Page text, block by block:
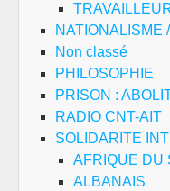
NATIONALISME
Non classé
PHILOSOPHIE
PRISON :
RADIO CNT-AIT
SOLIDARITE
AFRIQUE DU
ALBANAIS